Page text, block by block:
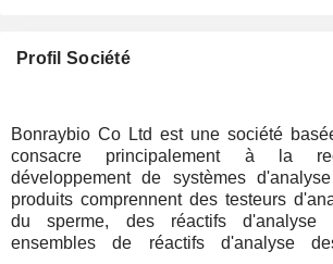
Profil Société
Bonraybio Co Ltd est une société
consacre principalement à la
développement de systèmes
produits comprennent des testeurs
du sperme, des réactifs d'analyse
ensembles de réactifs d'analyse